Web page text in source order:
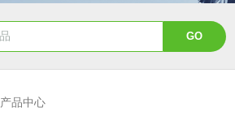
产品中心